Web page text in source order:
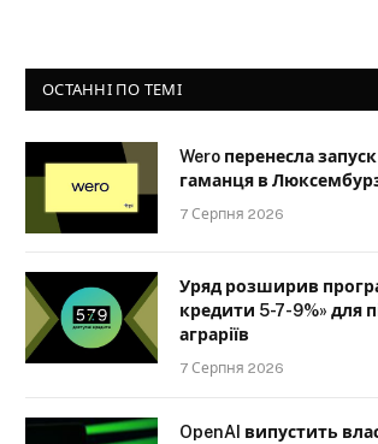
ОСТАННІ ПО ТЕМІ
Wero перенесла
гаманця в
7 Серпня 2026
Уряд розширив
кредити 5-7-9%» для
аграріїв
7 Серпня 2026
OpenAI випустить